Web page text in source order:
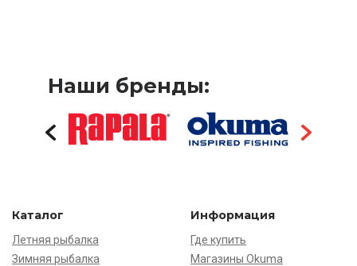
Наши бренды:
Каталог
Летняя рыбалка
Зимняя рыбалка
Информация
Где купить
Магазины Okuma